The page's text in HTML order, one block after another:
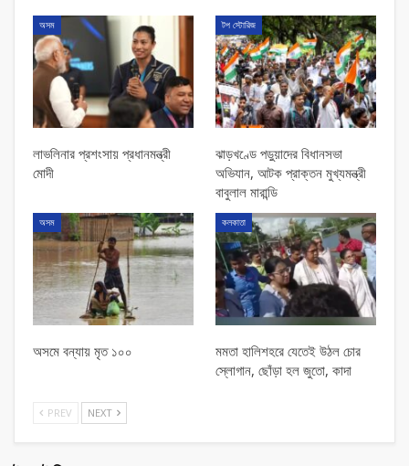
অসম
লাভলিনার প্রশংসায় প্রধানমন্ত্রী
মোদী
টপ স্টোরিজ
ঝাড়খণ্ডে পড়ুয়াদের বিধানসভা
অভিযান, আটক প্রাক্তন মুখ্যমন্ত্রী
বাবুলাল মারান্ডি
অসম
অসমে বন্যায় মৃত ১০০
কলকাতা
মমতা হালিশহরে যেতেই উঠল চোর
স্লোগান, ছোঁড়া হল জুতো, কাদা
PREV NEXT